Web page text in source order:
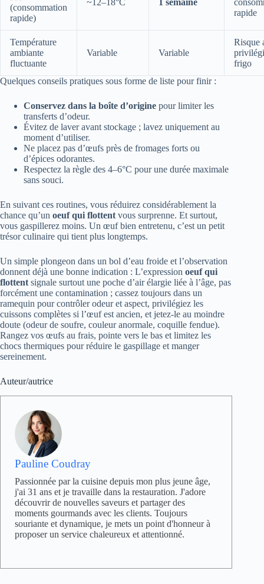
(consommation
rapide)
~12–18°C 1 semaine
rapide
Température
ambiante
fluctuante
Variable Variable
Risque
frigo
Quelques conseils pratiques sous forme de liste pour finir :
Conservez dans la boîte d’origine pour limiter les
transferts d’odeur.
Évitez de laver avant stockage ; lavez uniquement au
moment d’utiliser.
Ne placez pas d’œufs près de fromages forts ou
d’épices odorantes.
Respectez la règle des 4–6°C pour une durée maximale
sans souci.
En suivant ces routines, vous réduirez considérablement la
chance qu’un oeuf qui flottent vous surprenne. Et surtout,
vous gaspillerez moins. Un œuf bien entretenu, c’est un petit
trésor culinaire qui tient plus longtemps.
Un simple plongeon dans un bol d’eau froide et l’observation
donnent déjà une bonne indication : L’expression oeuf qui
flottent signale surtout une poche d’air élargie liée à l’âge, pas
forcément une contamination ; cassez toujours dans un
ramequin pour contrôler odeur et aspect, privilégiez les
cuissons complètes si l’œuf est ancien, et jetez-le au moindre
doute (odeur de soufre, couleur anormale, coquille fendue).
Rangez vos œufs au frais, pointe vers le bas et limitez les
chocs thermiques pour réduire le gaspillage et manger
sereinement.
Auteur/autrice
Pauline Coudray
Passionnée par la cuisine depuis mon plus jeune âge,
j'ai 31 ans et je travaille dans la restauration. J'adore
découvrir de nouvelles saveurs et partager des
moments gourmands avec les clients. Toujours
souriante et dynamique, je mets un point d'honneur à
proposer un service chaleureux et attentionné.